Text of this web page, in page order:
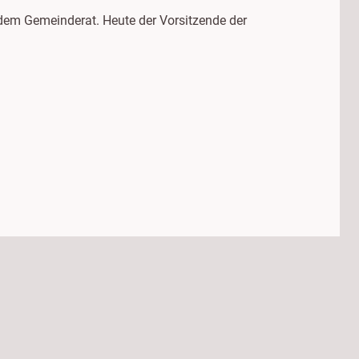
Gemeinderat. Heute der Vorsitzende der